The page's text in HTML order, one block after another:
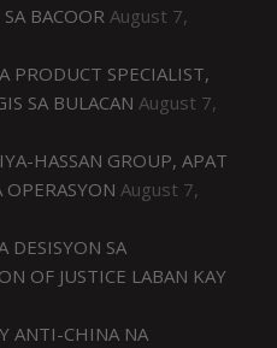
BACOOR August 7,
PRODUCT SPECIALIST,
SA BULACAN August 7,
HASSAN GROUP, APAT
OPERASYON August 7,
DESISYON SA
OF JUSTICE LABAN KAY
ANTI-CHINA NA